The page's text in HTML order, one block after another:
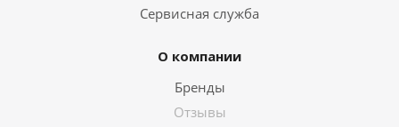
Сервисная служба
О компании
Бренды
Отзывы